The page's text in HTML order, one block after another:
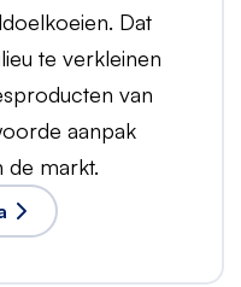
Dat
te verkleinen
van
aanpak
de markt.